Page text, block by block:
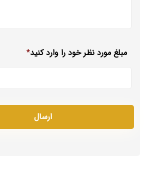
مبلغ مورد نظر خود را وارد کنید*